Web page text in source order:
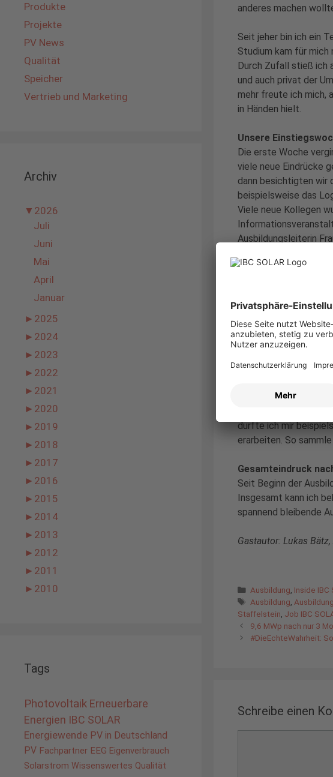
anderes machen
Seit jeher bin ich ein
Studium kam für mich
Durch Zufall stieß ich
und auch privat der
mehr freute ich mich,
in Händen hielt.
Unsere
Die erste Woche
viele neue Eindrücke
dann besichtigten wir
beispielsweise das
Viele neue Kollegen
Ausbildungsleiterin
Meine ersten
Fachinformatikern
intensiv mit der
Systemkommt die
zu steuern.
sind wir
Fehlerbehebung,
aufgenommen und
die
einer Beschreibung
durfte ich mir
erarbeiten. So
Gesamteindruck
Seit Beginn der
Insgesamt kann ich
spannend bleibende
Gastautor: Lukas
Kategorien
Ausbildung Inside IBC
Schlagwörter
Ausbildung
Staffelstein Job IBC
9,6 MWp nach nur 3
#DieEchteWahrheit:
Schreibe einen
Produkte
Projekte
PV News
Qualität
Speicher
Vertrieb und Marketing
Archiv
▼ 2026
Juli
Juni
Mai
April
Januar
► 2025
► 2024
► 2023
► 2022
► 2021
► 2020
► 2019
► 2018
► 2017
► 2016
► 2015
► 2014
► 2013
► 2012
► 2011
► 2010
Tags
Photovoltaik Erneuerbare
Energien IBC SOLAR
Energiewende PV in Deutschland
PV Fachpartner EEG Eigenverbrauch
Solarstrom Wissenswertes Qualität